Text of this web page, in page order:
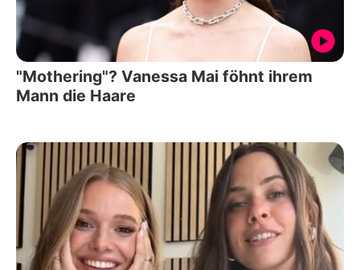
"Mothering"? Vanessa Mai föhnt ihrem
Mann die Haare